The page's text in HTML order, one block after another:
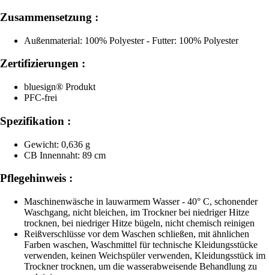
Zusammensetzung :
Außenmaterial: 100% Polyester - Futter: 100% Polyester
Zertifizierungen :
bluesign® Produkt
PFC-frei
Spezifikation :
Gewicht: 0,636 g
CB Innennaht: 89 cm
Pflegehinweis :
Maschinenwäsche in lauwarmem Wasser - 40° C, schonender
Waschgang, nicht bleichen, im Trockner bei niedriger Hitze
trocknen, bei niedriger Hitze bügeln, nicht chemisch reinigen
Reißverschlüsse vor dem Waschen schließen, mit ähnlichen
Farben waschen, Waschmittel für technische Kleidungsstücke
verwenden, keinen Weichspüler verwenden, Kleidungsstück im
Trockner trocknen, um die wasserabweisende Behandlung zu